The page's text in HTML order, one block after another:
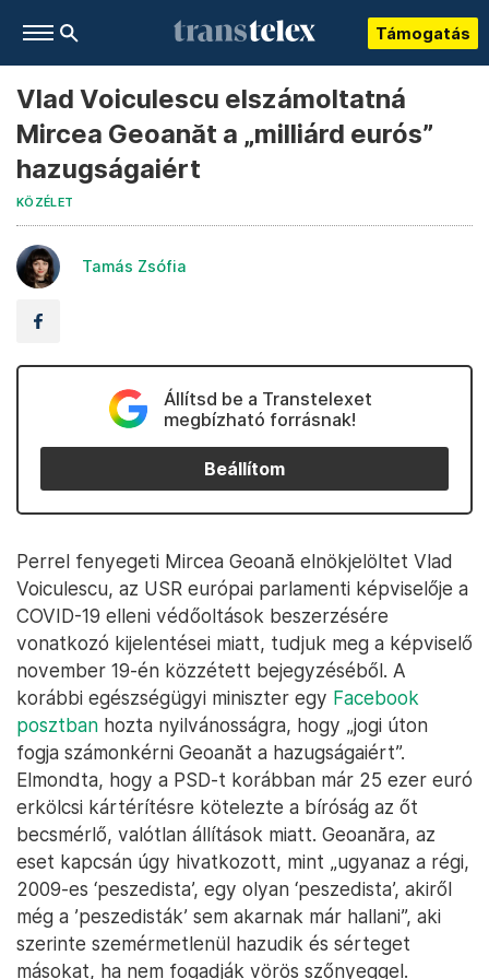
Támogatás
Vlad Voiculescu elszámoltatná
Mircea Geoanăt a „milliárd eurós”
hazugságaiért
KÖZÉLET
Tamás Zsófia
Állítsd be a Transtelexet
megbízható forrásnak!
Beállítom
Perrel fenyegeti Mircea Geoană elnökjelöltet Vlad
Voiculescu, az USR európai parlamenti képviselője a
COVID-19 elleni védőoltások beszerzésére
vonatkozó kijelentései miatt, tudjuk meg a képviselő
november 19-én közzétett bejegyzéséből. A
korábbi egészségügyi miniszter egy Facebook
posztban hozta nyilvánosságra, hogy „jogi úton
fogja számonkérni Geoanăt a hazugságaiért”.
Elmondta, hogy a PSD-t korábban már 25 ezer euró
erkölcsi kártérítésre kötelezte a bíróság az őt
becsmérlő, valótlan állítások miatt. Geoanăra, az
eset kapcsán úgy hivatkozott, mint „ugyanaz a régi,
2009-es ‘peszedista’, egy olyan ‘peszedista’, akiről
még a ’peszedisták’ sem akarnak már hallani”, aki
szerinte szemérmetlenül hazudik és sérteget
másokat, ha nem fogadják vörös szőnyeggel.